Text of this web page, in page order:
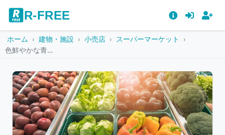
R-FREE
ホーム 建物・施設 小売店
スーパーマーケット
色鮮やかな青果コーナー